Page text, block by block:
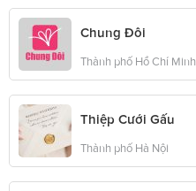
Chung Đôi
Thành phố Hồ Chí Minh
Thiệp Cưới Gấu
Thành phố Hà Nội